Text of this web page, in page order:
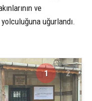
ve
uğurlandı.
1 2